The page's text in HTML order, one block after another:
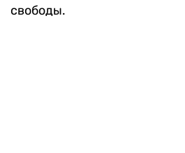
свободы.